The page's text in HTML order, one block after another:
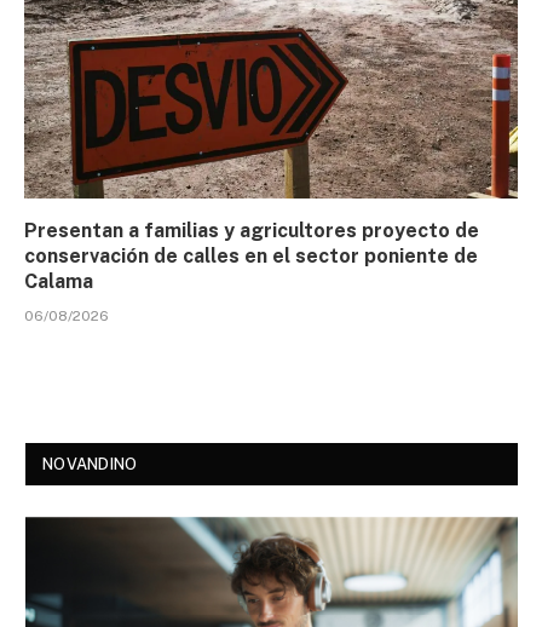
Presentan a familias y agricultores proyecto de
conservación de calles en el sector poniente de
Calama
06/08/2026
NOVANDINO